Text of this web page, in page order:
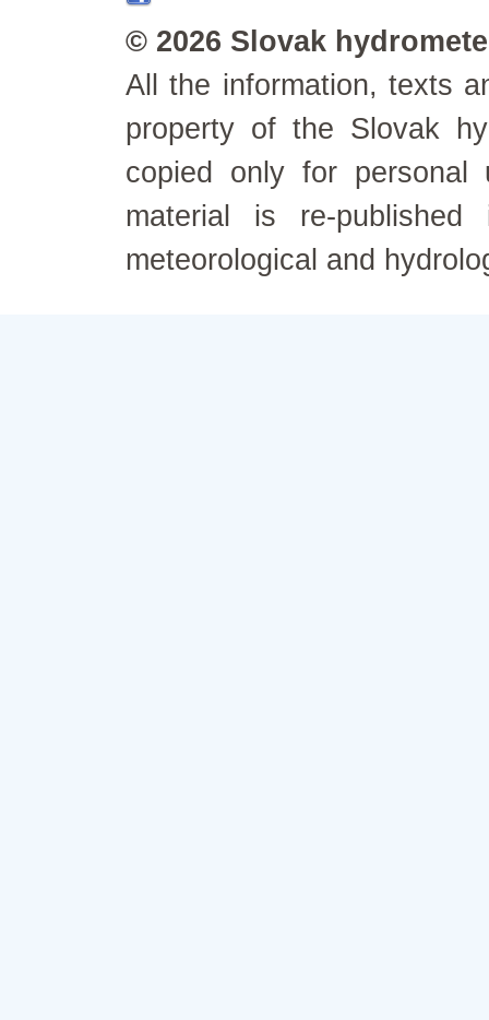
© 2026 Slovak
All the information, texts
property of the Slovak
copied only for personal
material is re-
meteorological and